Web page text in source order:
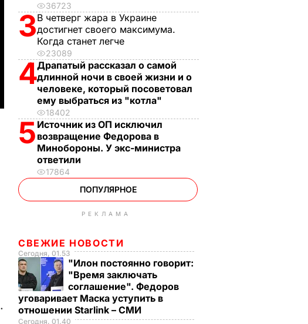
.
36723
3В четверг жара в Украине
достигнет своего максимума.
Когда станет легче
23089
4Драпатый рассказал о самой
длинной ночи в своей жизни и о
человеке, который посоветовал
ему выбраться из "котла"
18402
5 Источник из ОП исключил
возвращение Федорова в
Минобороны. У экс-министра
ответили
17864
ПОПУЛЯРНОЕ
РЕКЛАМА
СВЕЖИЕ НОВОСТИ
Сегодня, 01.53
"Илон постоянно говорит:
"Время заключать
соглашение". Федоров
уговаривает Маска уступить в
отношении Starlink – СМИ
Сегодня, 01.40